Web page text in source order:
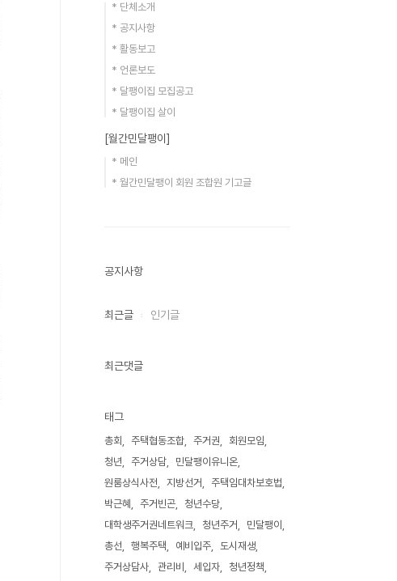
* 단체소개
* 공지사항
* 활동보고
* 언론보도
* 달팽이집 모집공고
* 달팽이집 살이
[월간민달팽이]
* 메인
* 월간민달팽이 회원 조합원 기고글
공지사항
최근글 인기글
최근댓글
태그
총회 주택협동조합 주거권
회원모임
청년
주거상담
민달팽이유니온
원룸상식사전
지방선거
주택임대차보호법
박근혜
주거빈곤
청년수당
대학생주거권네트워크
청년주거
민달팽이
총선
행복주택 예비입주
도시재생
주거상담사
관리비 세입자
청년정책